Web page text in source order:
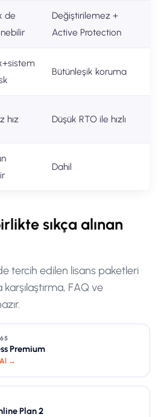
de
Değiştirilemez +
Active Protection
Bütünleşik koruma
hız Düşük RTO ile hızlı
Dahil
sıkça alınan
tercih edilen lisans paketleri
FAQ ve
Premium
→
Plan 2